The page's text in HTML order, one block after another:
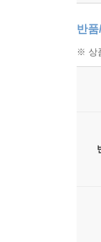
반품
※ 상